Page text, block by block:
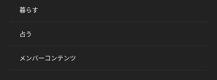
暮らす
占う
メンバーコンテンツ